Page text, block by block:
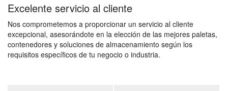
Excelente servicio al cliente
Nos comprometemos a proporcionar un servicio al cliente
excepcional, asesorándote en la elección de las mejores paletas,
contenedores y soluciones de almacenamiento según los
requisitos específicos de tu negocio o industria.